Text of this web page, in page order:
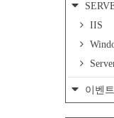
IIS
이벤